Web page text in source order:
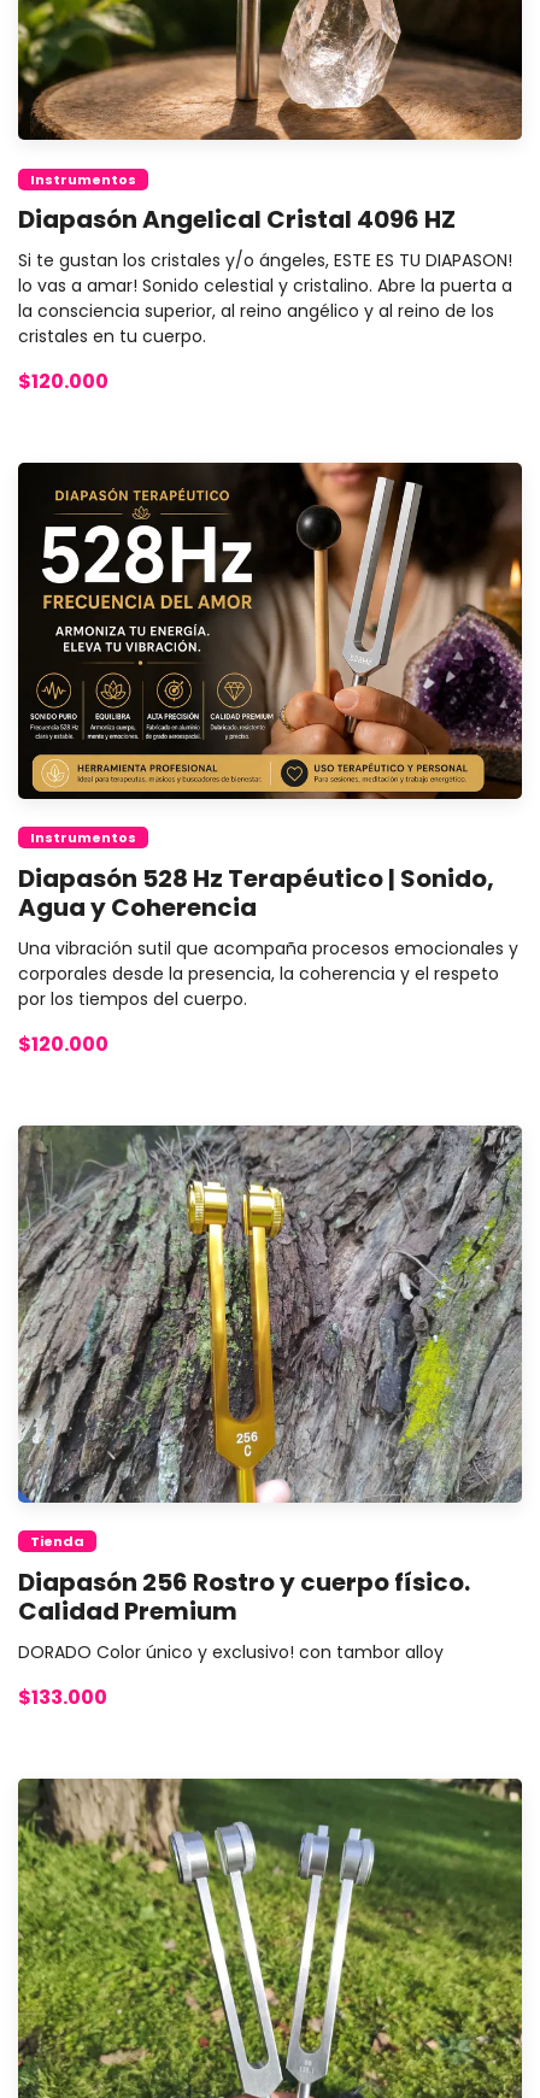
Instrumentos
Diapasón Angelical Cristal 4096 HZ
Si te gustan los cristales y/o ángeles, ESTE ES TU DIAPASON!
lo vas a amar! Sonido celestial y cristalino. Abre la puerta a
la consciencia superior, al reino angélico y al reino de los
cristales en tu cuerpo.
$120.000
Instrumentos
Diapasón 528 Hz Terapéutico | Sonido,
Agua y Coherencia
Una vibración sutil que acompaña procesos emocionales y
corporales desde la presencia, la coherencia y el respeto
por los tiempos del cuerpo.
$120.000
Tienda
Diapasón 256 Rostro y cuerpo físico.
Calidad Premium
DORADO Color único y exclusivo! con tambor alloy
$133.000